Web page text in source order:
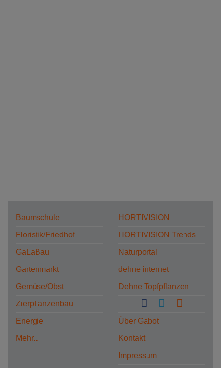
Baumschule
Floristik/Friedhof
GaLaBau
Gartenmarkt
Gemüse/Obst
Zierpflanzenbau
Energie
Mehr...
HORTIVISION
HORTIVISION Trends
Naturportal
dehne internet
Dehne Topfpflanzen
Über Gabot
Kontakt
Impressum